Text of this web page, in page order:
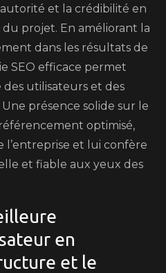
et la crédibilité en
du projet. En améliorant la
dans les résultats de
SEO efficace permet
des utilisateurs et des
présence solide sur le
optimisé,
l’entreprise et lui confère
et fiable aux yeux des
en
et le